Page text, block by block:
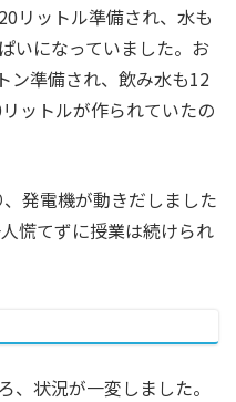
リットル準備され、水も
いになっていました。お
ン準備され、飲み水も12
ットルが作られていたの
発電機が動きだしました
慌てずに授業は続けられ
、状況が一変しました。